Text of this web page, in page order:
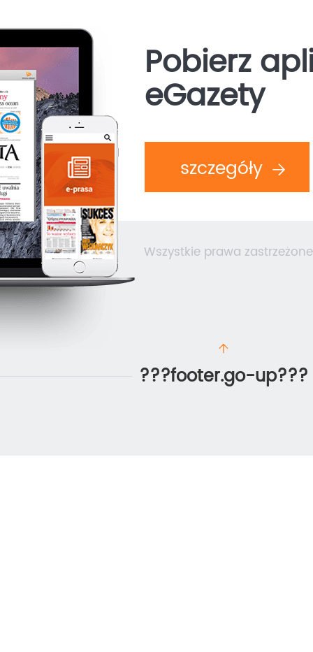
Pobierz
eGazety
szczegóły
Wszystkie prawa
???footer.go-up???